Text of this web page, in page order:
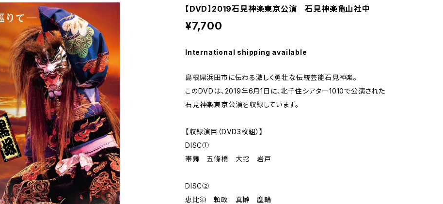
【DVD】2019石見神楽東京公演 石見神楽亀山社中
¥7,700
International shipping available
島根県浜田市に伝わる激しく勇壮な伝統芸能石見神楽。
このDVDは、2019年6月1日に、北千住シアター1010で公演された
石見神楽東京公演を収録しています。
【収録演目（DVD3枚組）】
DISC①
帯舞 五條橋 大蛇 岩戸
DISC②
恵比須 頼政 真榊 塵輪